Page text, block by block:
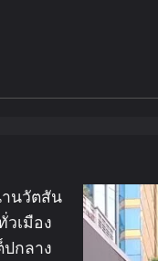
นวัตสัน
เมือง
กลาง